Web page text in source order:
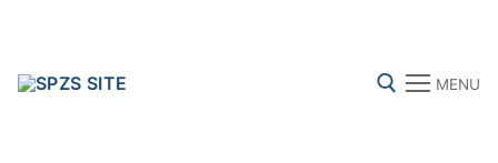
MENU